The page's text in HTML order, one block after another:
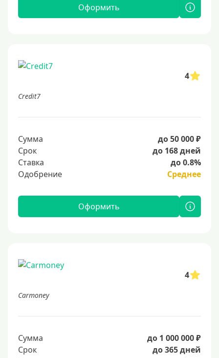
Оформить
4
Credit7
Сумма
до 50 000 ₽
Срок
до 168 дней
Ставка
до 0.8%
Одобрение
Среднее
Оформить
4
Carmoney
Сумма
до 1 000 000 ₽
Срок
до 365 дней